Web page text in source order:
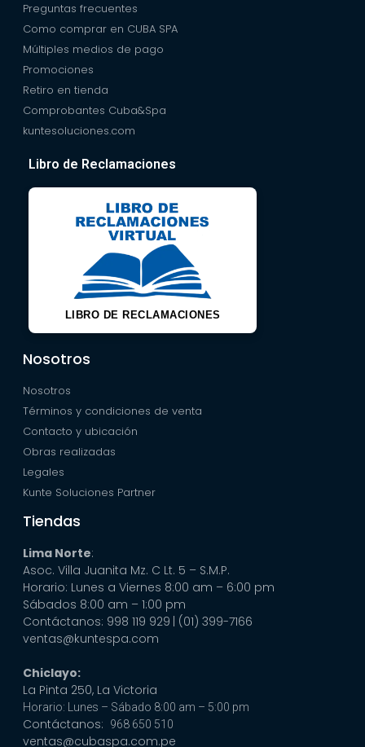
Preguntas frecuentes
Como comprar en CUBA SPA
Múltiples medios de pago
Promociones
Retiro en tienda
Comprobantes Cuba&Spa
kuntesoluciones.com
Libro de Reclamaciones
LIBRO DE RECLAMACIONES
Nosotros
Nosotros
Términos y condiciones de venta
Contacto y ubicación
Obras realizadas
Legales
Kunte Soluciones Partner
Tiendas
Lima Norte:
Asoc. Villa Juanita Mz. C Lt. 5 – S.M.P.
Horario: Lunes a Viernes 8:00 am – 6:00 pm
Sábados 8:00 am – 1:00 pm
Contáctanos: 998 119 929 | (01) 399-7166
ventas@kuntespa.com
Chiclayo:
La Pinta 250, La Victoria
Horario: Lunes – Sábado 8:00 am – 5:00 pm
Contáctanos: 968 650 510
ventas@cubaspa.com.pe